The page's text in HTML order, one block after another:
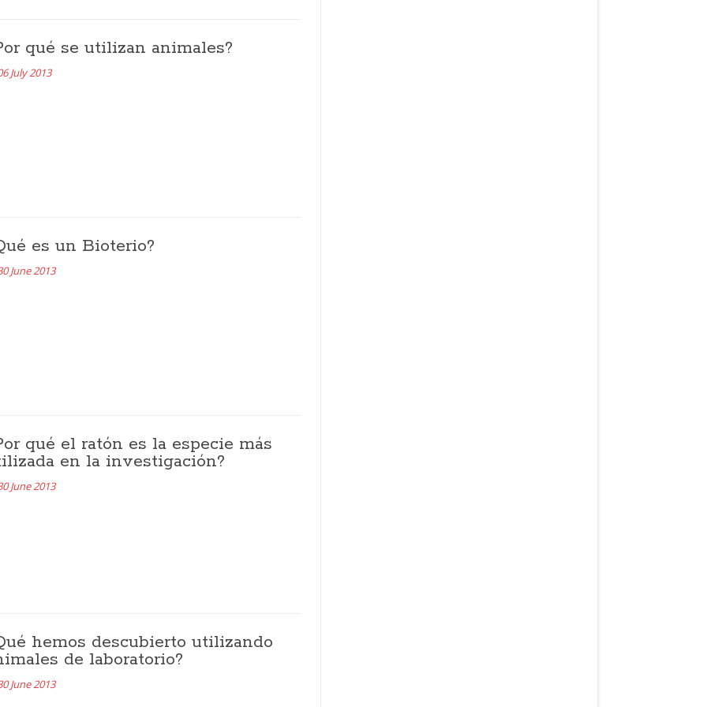
qué se utilizan animales?
July 2013
es un Bioterio?
June 2013
qué el ratón es la especie más
en la investigación?
June 2013
hemos descubierto utilizando
de laboratorio?
June 2013